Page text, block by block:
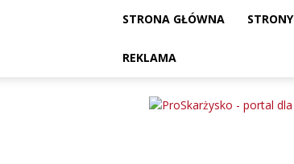
STRONA GŁÓWNA STRONY
REKLAMA
ProSkarżysko